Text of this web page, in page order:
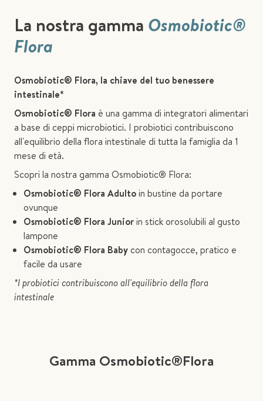
La nostra gamma Osmobiotic®
Flora
Osmobiotic® Flora, la chiave del tuo benessere
intestinale*
Osmobiotic® Flora è una gamma di integratori alimentari
a base di ceppi microbiotici. I probiotici contribuiscono
all'equilibrio della flora intestinale di tutta la famiglia da 1
mese di età.
Scopri la nostra gamma Osmobiotic® Flora:
Osmobiotic® Flora Adultoin bustine da portare
ovunque
Osmobiotic® Flora Juniorin stick orosolubili al gusto
lampone
Osmobiotic® Flora Babycon contagocce, pratico e
facile da usare
*I probiotici contribuiscono all'equilibrio della flora
intestinale
Gamma Osmobiotic®Flora